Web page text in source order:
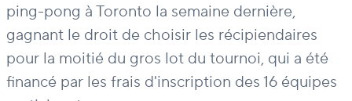
ping-pong à Toronto la semaine dernière,
gagnant le droit de choisir les récipiendaires
pour la moitié du gros lot du tournoi, qui a été
financé par les frais d'inscription des 16 équipes